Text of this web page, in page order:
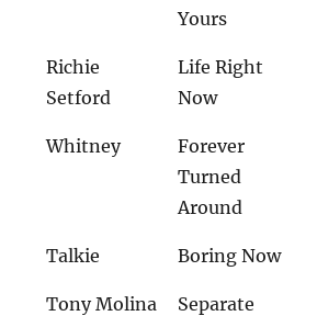
Yours
Richie
Setford
Life Right
Now
Whitney
Forever
Turned
Around
Talkie Boring Now
Tony Molina
Separate